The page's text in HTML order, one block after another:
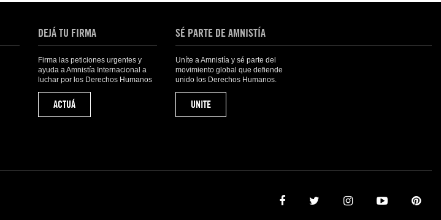
DEJÁ TU FIRMA
Firma las peticiones urgentes y
ayuda a Amnistía Internacional a
luchar por los Derechos Humanos
ACTUÁ
SÉ PARTE DE AMNISTÍA
Uníte a Amnistía y sé parte del
movimiento global que defiende
unido los Derechos Humanos.
UNITE